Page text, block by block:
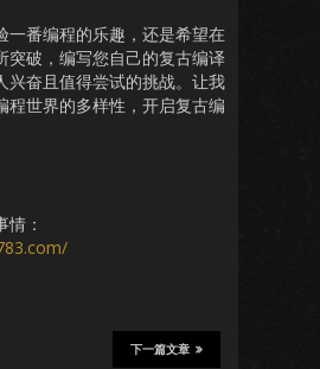
一番编程的乐趣，还是希望在
突破，编写您自己的复古编译
兴奋且值得尝试的挑战。让我
程世界的多样性，开启复古编
：
下一篇文章